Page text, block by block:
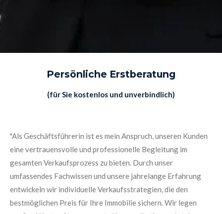
Persönliche Erstberatung
(für Sie kostenlos und unverbindlich)
"Als Geschäftsführerin ist es mein Anspruch, unseren Kunden
eine vertrauensvolle und professionelle Begleitung im
gesamten Verkaufsprozess zu bieten. Durch unser
umfassendes Fachwissen und unsere jahrelange Erfahrung
entwickeln wir individuelle Verkaufsstrategien, die den
bestmöglichen Preis für Ihre Immobilie sichern. Wir legen